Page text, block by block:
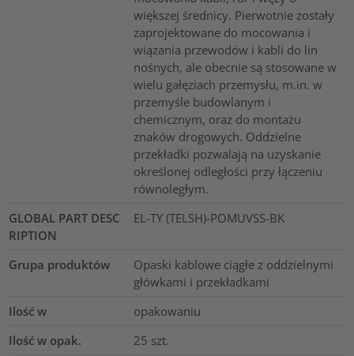
większej średnicy. Pierwotnie zostały
zaprojektowane do mocowania i
wiązania przewodów i kabli do lin
nośnych, ale obecnie są stosowane w
wielu gałęziach przemysłu, m.in. w
przemyśle budowlanym i
chemicznym, oraz do montażu
znaków drogowych. Oddzielne
przekładki pozwalają na uzyskanie
określonej odległości przy łączeniu
równoległym.
GLOBAL PART DESC
RIPTION
EL-TY (TELSH)-POMUVSS-BK
Grupa produktów
Opaski kablowe ciągłe z oddzielnymi
główkami i przekładkami
Ilość w
opakowaniu
Ilość w opak.
25 szt.